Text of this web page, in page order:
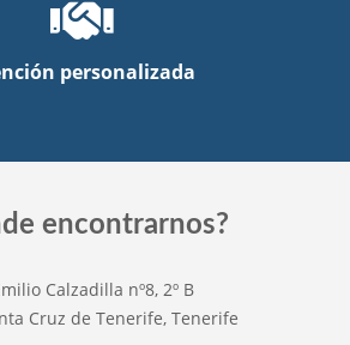
personalizada
encontrarnos?
Calzadilla nº8, 2º B
Cruz de Tenerife, Tenerife